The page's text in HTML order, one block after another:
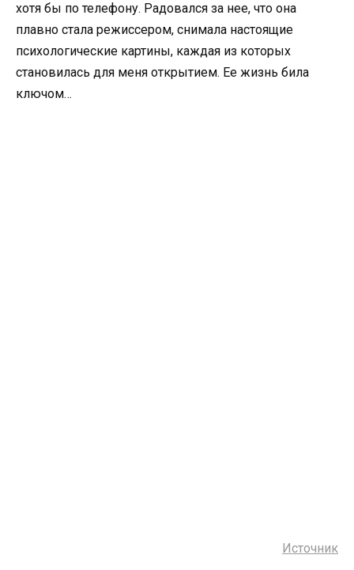
хотя бы по телефону. Радовался за нее, что она
плавно стала режиссером, снимала настоящие
психологические картины, каждая из которых
становилась для меня открытием. Ее жизнь била
ключом…
Источник